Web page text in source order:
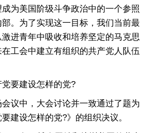
为美国阶级斗争政治中的一个参照
。为了实现这一目标，我们当前最
进青年中吸收和培养坚定的马克思
工会中建立有组织的共产党人队伍
要建设怎样的党?
中，大会讨论并一致通过了题为
要建设怎样的党?》的组织决议。